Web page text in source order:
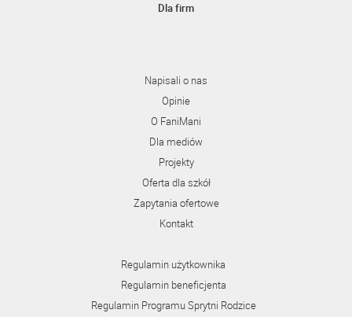
Dla firm
Napisali o nas
Opinie
O FaniMani
Dla mediów
Projekty
Oferta dla szkół
Zapytania ofertowe
Kontakt
Regulamin użytkownika
Regulamin beneficjenta
Regulamin Programu Sprytni Rodzice